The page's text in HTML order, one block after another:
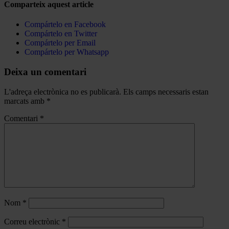
Comparteix aquest article
Compártelo en Facebook
Compártelo en Twitter
Compártelo per Email
Compártelo per Whatsapp
Deixa un comentari
L'adreça electrònica no es publicarà. Els camps necessaris estan
marcats amb *
Comentari *
Nom *
Correu electrònic *